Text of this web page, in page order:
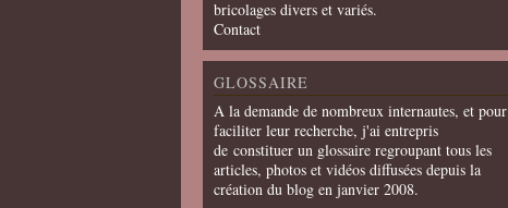
bricolages divers et variés.
Contact
GLOSSAIRE
A la demande de nombreux internautes, et pour
faciliter leur recherche, j'ai entrepris
de constituer un glossaire regroupant tous les
articles, photos et vidéos diffusées depuis la
création du blog en janvier 2008.